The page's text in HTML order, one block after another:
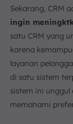
Sekarang, CRM
ingin
satu CRM yang
karena
layanan
di satu sistem
sistem ini unggul
memahami